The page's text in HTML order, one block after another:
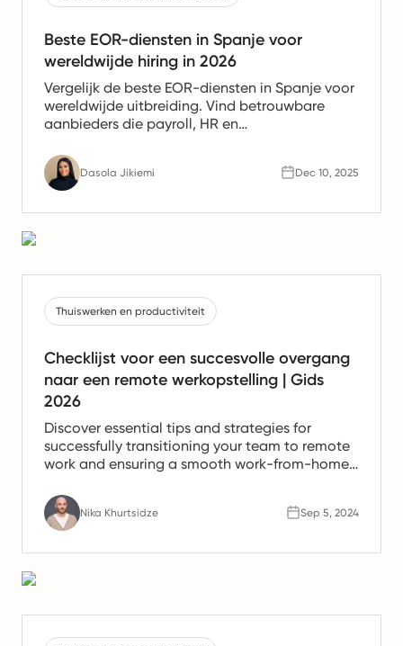
Beste EOR-diensten in Spanje voor
wereldwijde hiring in 2026
Vergelijk de beste EOR-diensten in Spanje voor
wereldwijde uitbreiding. Vind betrouwbare
aanbieders die payroll, HR en
teams.
Dasola Jikiemi Dec 10, 2025
Thuiswerken en productiviteit
Checklijst voor een succesvolle overgang
naar een remote werkopstelling | Gids
2026
Discover essential tips and strategies for
successfully transitioning your team to remote
work and ensuring a smooth work-from-home
Nika Khurtsidze Sep 5, 2024